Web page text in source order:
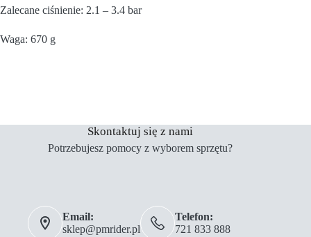
Zalecane ciśnienie: 2.1 – 3.4 bar
Waga: 670 g
Skontaktuj się z nami
Potrzebujesz pomocy z wyborem sprzętu?
Email:
sklep@pmrider.pl
Telefon:
721 833 888